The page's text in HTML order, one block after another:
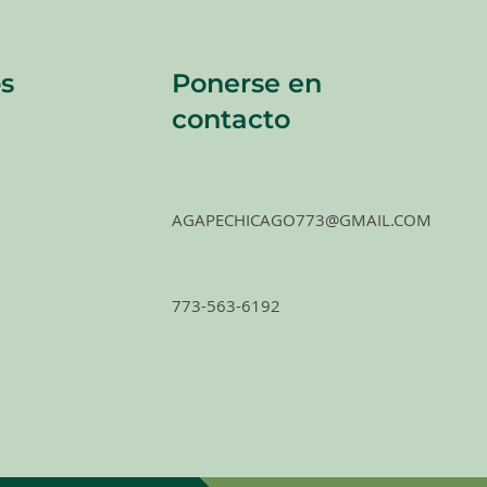
Ponerse en
contacto
AGAPECHICAGO773@GMAIL.COM
773-563-6192